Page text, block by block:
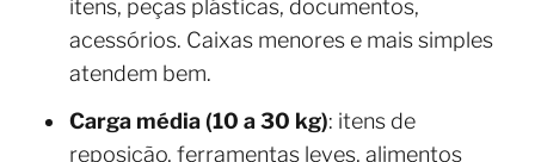
itens, peças plásticas, documentos,
acessórios. Caixas menores e mais simples
atendem bem.
Carga média (10 a 30 kg): itens de
reposição, ferramentas leves, alimentos